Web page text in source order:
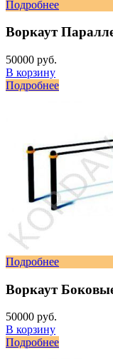
Подробнее
Воркаут
50000 руб.
В корзину
Подробнее
Подробнее
Воркаут
50000 руб.
В корзину
Подробнее